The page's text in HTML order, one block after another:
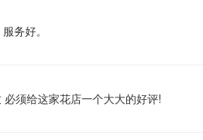
务好。
须给这家花店一个大大的好评!